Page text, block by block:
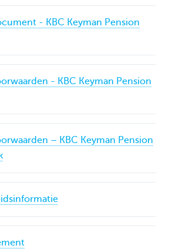
- KBC Keyman Pension
- KBC Keyman Pension
– KBC Keyman Pension